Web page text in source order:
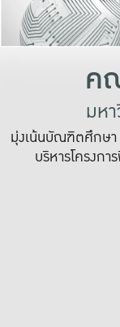
ค
มห
มุ่งเน้นบัณฑิตศึกษา
บริหารโครงก